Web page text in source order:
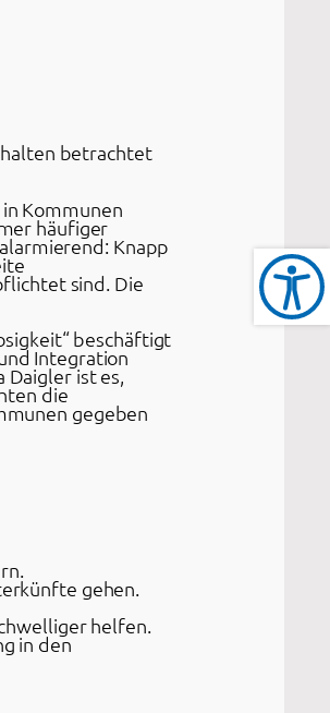
betrachtet
Kommunen
häufiger
Knapp
sind. Die
beschäftigt
Integration
ist es,
die
gegeben
gehen.
helfen.
in den